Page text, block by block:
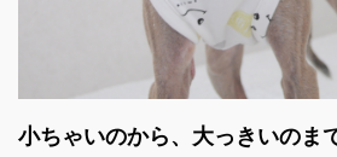
小ちゃいのから、大っきいのま